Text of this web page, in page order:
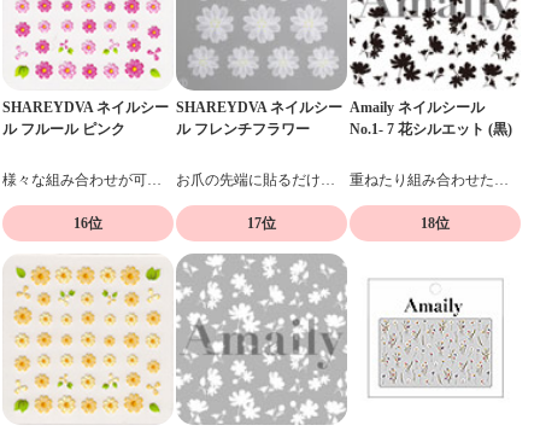
SHAREYDVA ネイルシー
ル フルール ピンク
SHAREYDVA ネイルシー
ル フレンチフラワー
Amaily ネイルシール
No.1- 7 花シルエット (黒)
16位 17位 18位